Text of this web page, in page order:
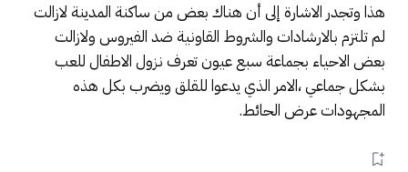
هذا وتجدر الاشارة إلى أن هناك بعض من ساكنة المدينة لازالت
لم تلتزم بالارشادات والشروط القاونية ضد الفيروس ولازالت
بعض الاحياء بجماعة سبع عيون تعرف نزول الاطفال للعب
بشكل جماعي ،الامر الذي يدعوا للقلق ويضرب بكل هذه
المجهودات عرض الحائط.